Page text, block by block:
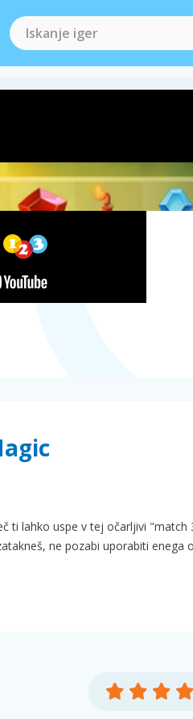
ti lahko uspe v tej očarljivi
ne pozabi uporabiti